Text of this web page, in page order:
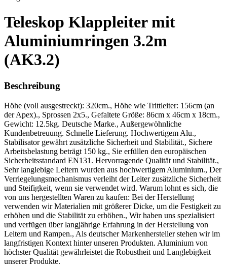
Teleskop Klappleiter mit
Aluminiumringen 3.2m
(AK3.2)
Beschreibung
Höhe (voll ausgestreckt): 320cm., Höhe wie Trittleiter: 156cm (an
der Apex)., Sprossen 2x5., Gefaltete Größe: 86cm x 46cm x 18cm.,
Gewicht: 12.5kg. Deutsche Marke., Außergewöhnliche
Kundenbetreuung. Schnelle Lieferung. Hochwertigem Alu.,
Stabilisator gewährt zusätzliche Sicherheit und Stabilität., Sichere
Arbeitsbelastung beträgt 150 kg., Sie erfüllen den europäischen
Sicherheitsstandard EN131. Hervorragende Qualität und Stabilität.,
Sehr langlebige Leitern wurden aus hochwertigem Aluminium., Der
Verriegelungsmechanismus verleiht der Leiter zusätzliche Sicherheit
und Steifigkeit, wenn sie verwendet wird. Warum lohnt es sich, die
von uns hergestellten Waren zu kaufen: Bei der Herstellung
verwenden wir Materialien mit größerer Dicke, um die Festigkeit zu
erhöhen und die Stabilität zu erhöhen., Wir haben uns spezialisiert
und verfügen über langjährige Erfahrung in der Herstellung von
Leitern und Rampen., Als deutscher Markenhersteller stehen wir im
langfristigen Kontext hinter unseren Produkten. Aluminium von
höchster Qualität gewährleistet die Robustheit und Langlebigkeit
unserer Produkte.